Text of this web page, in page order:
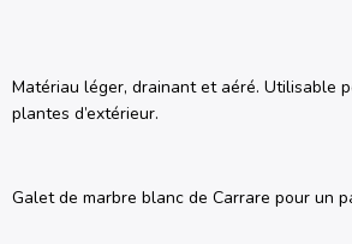
Matériau léger, drainant et aéré. Utilisable
plantes d’extérieur.
Galet de marbre blanc de Carrare pour un